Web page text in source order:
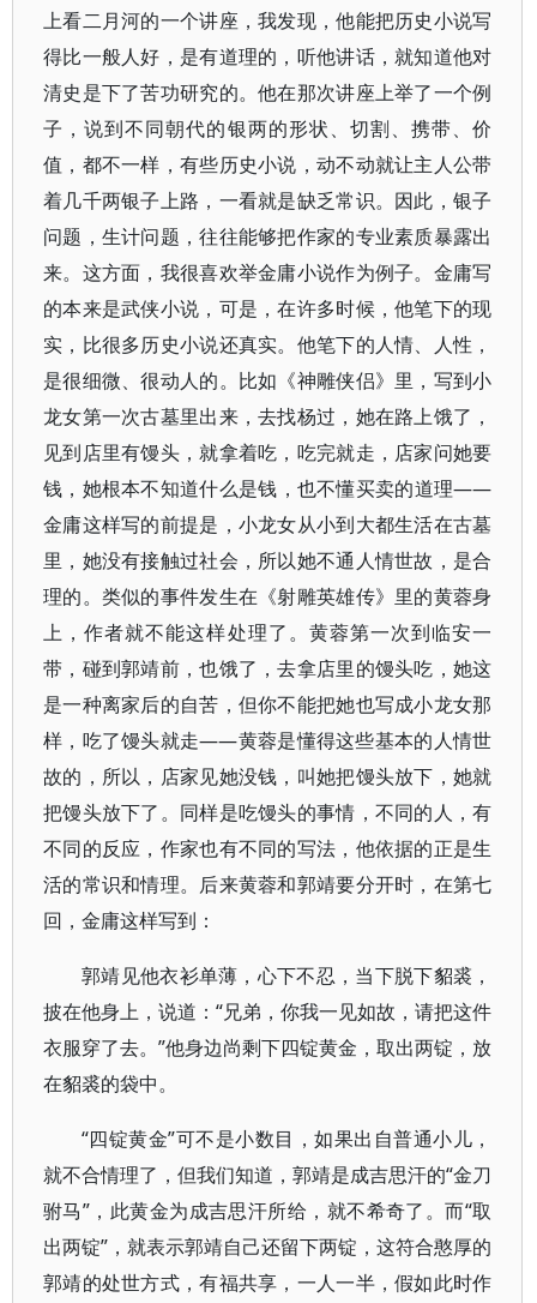
上看二月河的一个讲座，我发现，他能把历史小说写
得比一般人好，是有道理的，听他讲话，就知道他对
清史是下了苦功研究的。他在那次讲座上举了一个例
子，说到不同朝代的银两的形状、切割、携带、价
值，都不一样，有些历史小说，动不动就让主人公带
着几千两银子上路，一看就是缺乏常识。因此，银子
问题，生计问题，往往能够把作家的专业素质暴露出
来。这方面，我很喜欢举金庸小说作为例子。金庸写
的本来是武侠小说，可是，在许多时候，他笔下的现
实，比很多历史小说还真实。他笔下的人情、人性，
是很细微、很动人的。比如《神雕侠侣》里，写到小
龙女第一次古墓里出来，去找杨过，她在路上饿了，
见到店里有馒头，就拿着吃，吃完就走，店家问她要
钱，她根本不知道什么是钱，也不懂买卖的道理——
金庸这样写的前提是，小龙女从小到大都生活在古墓
里，她没有接触过社会，所以她不通人情世故，是合
理的。类似的事件发生在《射雕英雄传》里的黄蓉身
上，作者就不能这样处理了。黄蓉第一次到临安一
带，碰到郭靖前，也饿了，去拿店里的馒头吃，她这
是一种离家后的自苦，但你不能把她也写成小龙女那
样，吃了馒头就走——黄蓉是懂得这些基本的人情世
故的，所以，店家见她没钱，叫她把馒头放下，她就
把馒头放下了。同样是吃馒头的事情，不同的人，有
不同的反应，作家也有不同的写法，他依据的正是生
活的常识和情理。后来黄蓉和郭靖要分开时，在第七
回，金庸这样写到：
郭靖见他衣衫单薄，心下不忍，当下脱下貂裘，
披在他身上，说道：“兄弟，你我一见如故，请把这件
衣服穿了去。”他身边尚剩下四锭黄金，取出两锭，放
在貂裘的袋中。
“四锭黄金”可不是小数目，如果出自普通小儿，
就不合情理了，但我们知道，郭靖是成吉思汗的“金刀
驸马”，此黄金为成吉思汗所给，就不希奇了。而“取
出两锭”，就表示郭靖自己还留下两锭，这符合憨厚的
郭靖的处世方式，有福共享，一人一半，假如此时作